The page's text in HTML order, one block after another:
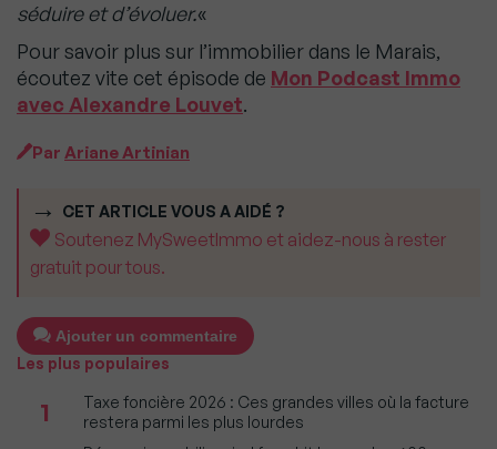
séduire et d’évoluer.«
Pour savoir plus sur l’immobilier dans le Marais,
écoutez vite cet épisode de Mon Podcast Immo
avec Alexandre Louvet.
Par Ariane Artinian
CET ARTICLE VOUS A AIDÉ ?
Soutenez MySweetImmo et aidez-nous à rester
gratuit pour tous.
Ajouter un commentaire
Les plus populaires
1
Taxe foncière 2026 : Ces grandes villes où la facture
restera parmi les plus lourdes